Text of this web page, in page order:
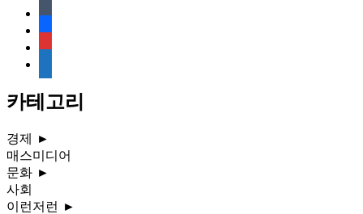
document
카테고리
경제
►
매스미디어
문화 ►
사회
이런저런
►